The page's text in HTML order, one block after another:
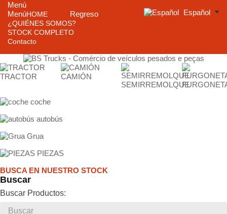
Menú
Menú
Regreso
HOME
¿QUIÉNES SOMOS?
STOCK COMPLETO
Contacto
Español
TRACTOR
CAMIÓN
SEMIRREMOLQUE
coche
autobús
Grua
PIEZAS
BUSCA EN NUESTRO STOCK
Buscar
Buscar Productos: